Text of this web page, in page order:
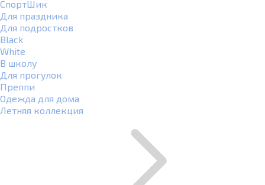
СпортШик
Для праздника
Для подростков
Black
White
В школу
Для прогулок
Преппи
Одежда для дома
Летняя коллекция